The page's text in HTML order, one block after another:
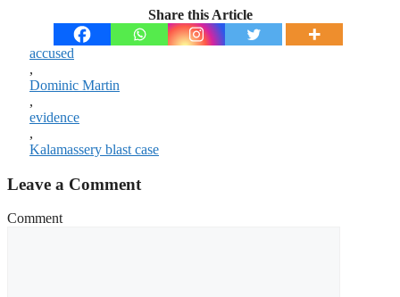
Share this Article
accused
,
Dominic Martin
,
evidence
,
Kalamassery blast case
Leave a Comment
Comment